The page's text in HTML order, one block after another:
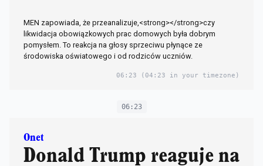
MEN zapowiada, że przeanalizuje,<strong></strong>czy
likwidacja obowiązkowych prac domowych była dobrym
pomysłem. To reakcja na głosy sprzeciwu płynące ze
środowiska oświatowego i od rodziców uczniów.
06:23 (04:23 in your timezone)
06:23
Onet
Donald Trump reaguje na